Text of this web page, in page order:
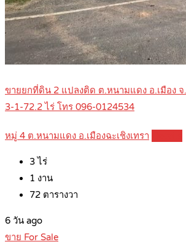
ขายยกที่ดิน 2 แปลงติด ต.หนามแดง อ.เมือง จ.
3-1-72.2 ไร่ โทร 096-0124534
หมู่ 4 ต.หนามแดง อ.เมืองฉะเชิงเทรา
3ไร่
1 งาน
72 ตารางวา
6 วัน ago
ขาย For Sale